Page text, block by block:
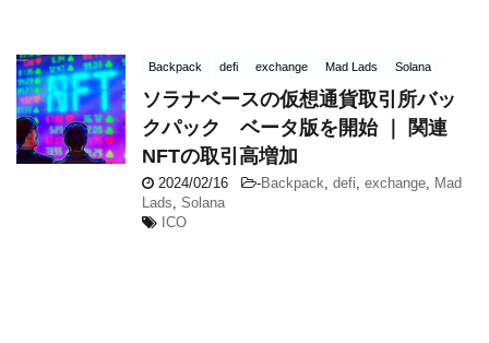
Backpack defi exchange Mad Lads Solana
ソラナベースの仮想通貨取引所バッ
クパック ベータ版を開始 ｜ 関連
NFTの取引高増加
2024/02/16 -Backpack defi exchange Mad
Lads Solana
ICO